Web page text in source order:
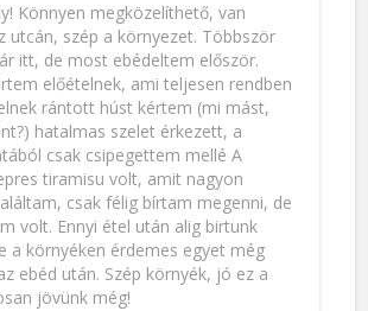
Könnyen megközelíthető, van
utcán, szép a környezet. Többször
itt, de most ebédeltem először.
előételnek, ami teljesen rendben
rántott húst kértem (mi mást,
hatalmas szelet érkezett, a
csak csipegettem mellé A
tiramisu volt, amit nagyon
csak félig bírtam megenni, de
volt. Ennyi étel után alig birtunk
a környéken érdemes egyet még
ebéd után. Szép környék, jó ez a
jövünk még!